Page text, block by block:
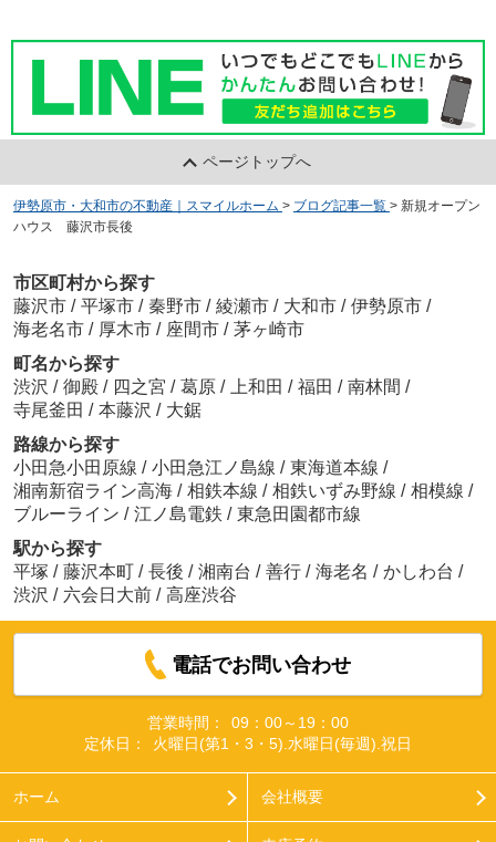
ページトップへ
伊勢原市・大和市の不動産｜スマイルホーム > ブログ記事一覧 > 新規オープン
ハウス 藤沢市長後
市区町村から探す
藤沢市 / 平塚市 / 秦野市 / 綾瀬市 / 大和市 / 伊勢原市 /
海老名市 / 厚木市 / 座間市 / 茅ヶ崎市
町名から探す
渋沢 / 御殿 / 四之宮 / 葛原 / 上和田 / 福田 / 南林間 /
寺尾釜田 / 本藤沢 / 大鋸
路線から探す
小田急小田原線 / 小田急江ノ島線 / 東海道本線 /
湘南新宿ライン高海 / 相鉄本線 / 相鉄いずみ野線 / 相模線 /
ブルーライン / 江ノ島電鉄 / 東急田園都市線
駅から探す
平塚 / 藤沢本町 / 長後 / 湘南台 / 善行 / 海老名 / かしわ台 /
渋沢 / 六会日大前 / 高座渋谷
電話でお問い合わせ
営業時間：
09：00～19：00
定休日：
火曜日(第1・3・5).水曜日(毎週).祝日
ホーム 会社概要